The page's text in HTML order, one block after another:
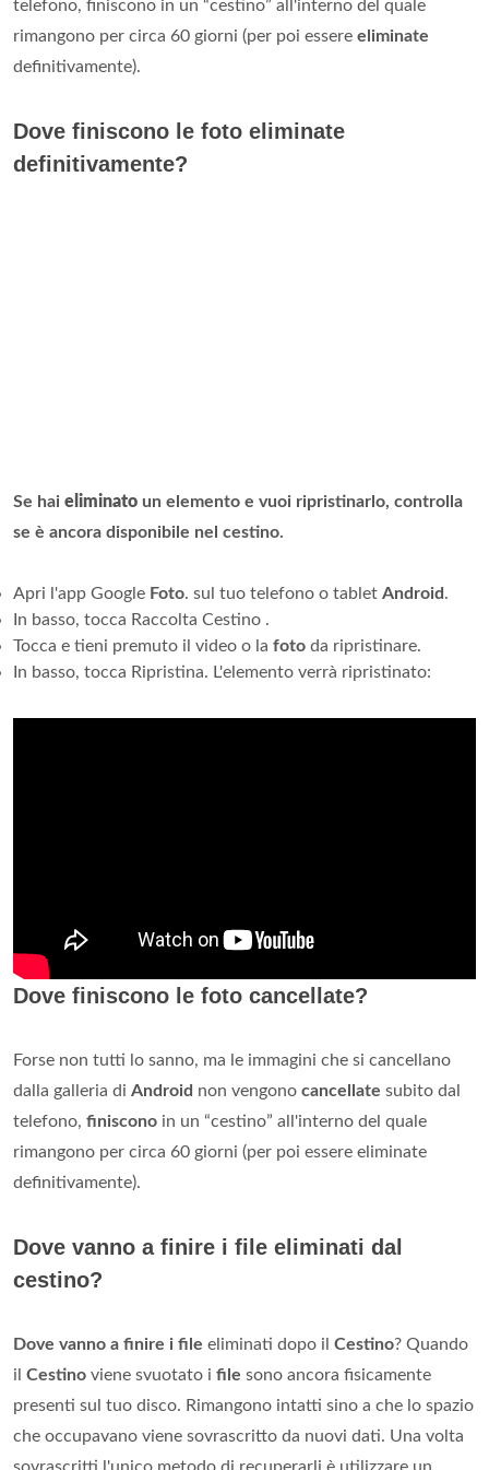
telefono, finiscono in un “cestino” all'interno del quale
rimangono per circa 60 giorni (per poi essere eliminate
definitivamente).
Dove finiscono le foto eliminate
definitivamente?
Se hai eliminato un elemento e vuoi ripristinarlo, controlla
se è ancora disponibile nel cestino.
Apri l'app Google Foto. sul tuo telefono o tablet Android.
In basso, tocca Raccolta Cestino .
Tocca e tieni premuto il video o la foto da ripristinare.
In basso, tocca Ripristina. L'elemento verrà ripristinato:
Dove finiscono le foto cancellate?
Forse non tutti lo sanno, ma le immagini che si cancellano
dalla galleria di Android non vengono cancellate subito dal
telefono, finiscono in un “cestino” all'interno del quale
rimangono per circa 60 giorni (per poi essere eliminate
definitivamente).
Dove vanno a finire i file eliminati dal
cestino?
Dove vanno a finire i file eliminati dopo il Cestino? Quando
il Cestino viene svuotato i file sono ancora fisicamente
presenti sul tuo disco. Rimangono intatti sino a che lo spazio
che occupavano viene sovrascritto da nuovi dati. Una volta